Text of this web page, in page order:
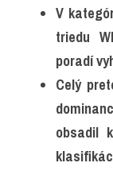
V
triedu
poradí
Celý
obsadil